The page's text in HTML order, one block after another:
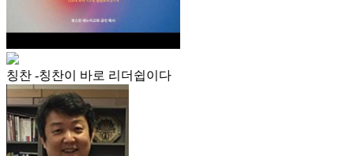
칭찬 -칭찬이 바로 리더쉽이다